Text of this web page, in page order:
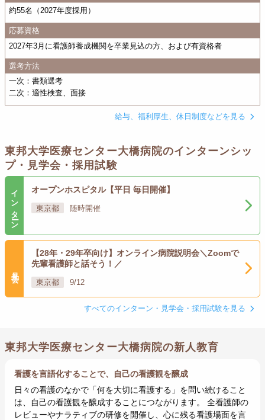
約55名（2027年度採用）
応募資格
2027年3月に看護師養成機関を卒業見込の方、および有資格者
選考方法
一次：書類選考
二次：適性検査、面接
給与、福利厚生、休日制度などを見る
東邦大学医療センター大橋病院のインターンシッ
プ・見学会・採用試験
インターン オープンホスピタル【平日 毎日開催】
東京都 随時開催
【28年・29年卒向け】オンライン病院説明会＼Zoomで
先輩看護師と話そう！／
東京都 9/12
すべてのインターン・見学会・採用試験を見る
東邦大学医療センター大橋病院の新人教育
看護を言語化することで、自己の看護観を醸成
日々の看護のなかで「何を大切に看護する」を問い続けること
は、自己の看護観を醸成することにつながります。 全看護師の
レビューやナラティブの研修を開催し、心に残る看護場面を言